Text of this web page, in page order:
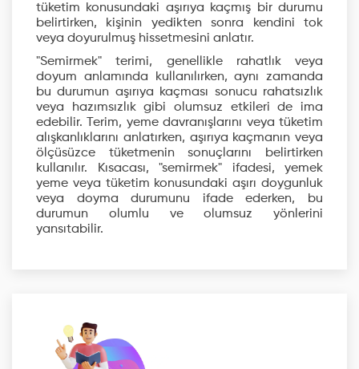
tüketim konusundaki aşırıya kaçmış bir durumu
belirtirken, kişinin yedikten sonra kendini tok
veya doyurulmuş hissetmesini anlatır.
"Semirmek" terimi, genellikle rahatlık veya
doyum anlamında kullanılırken, aynı zamanda
bu durumun aşırıya kaçması sonucu rahatsızlık
veya hazımsızlık gibi olumsuz etkileri de ima
edebilir. Terim, yeme davranışlarını veya tüketim
alışkanlıklarını anlatırken, aşırıya kaçmanın veya
ölçüsüzce tüketmenin sonuçlarını belirtirken
kullanılır. Kısacası, "semirmek" ifadesi, yemek
yeme veya tüketim konusundaki aşırı doygunluk
veya doyma durumunu ifade ederken, bu
durumun olumlu ve olumsuz yönlerini
yansıtabilir.